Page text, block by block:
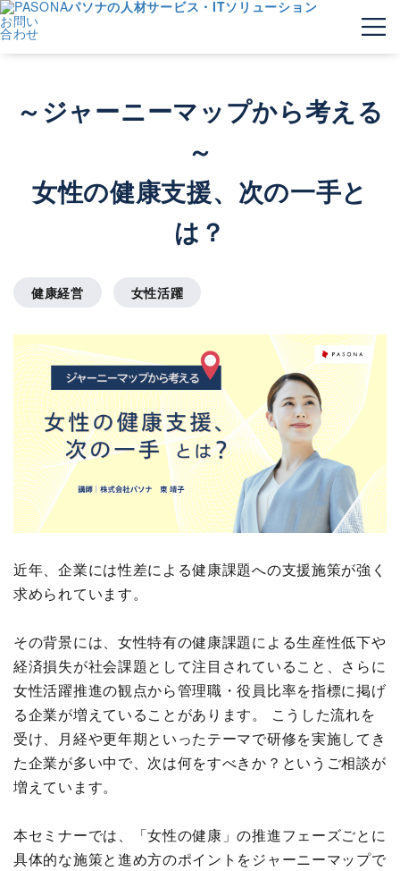
パソナの人材サービス・ITソリューション
お問い
合わせ
～ジャーニーマップから考える
～
女性の健康支援、次の一手と
は？
健康経営 女性活躍
近年、企業には性差による健康課題への支援施策が強く
求められています。
その背景には、女性特有の健康課題による生産性低下や
経済損失が社会課題として注目されていること、さらに
女性活躍推進の観点から管理職・役員比率を指標に掲げ
る企業が増えていることがあります。 こうした流れを
受け、月経や更年期といったテーマで研修を実施してき
た企業が多い中で、次は何をすべきか？というご相談が
増えています。
本セミナーでは、「女性の健康」の推進フェーズごとに
具体的な施策と進め方のポイントをジャーニーマップで